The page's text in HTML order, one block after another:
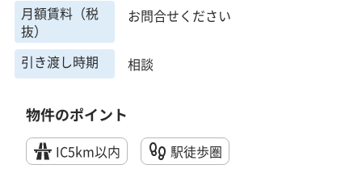
月額賃料（税
抜）
お問合せください
引き渡し時期 相談
物件のポイント
IC5km以内 駅徒歩圏